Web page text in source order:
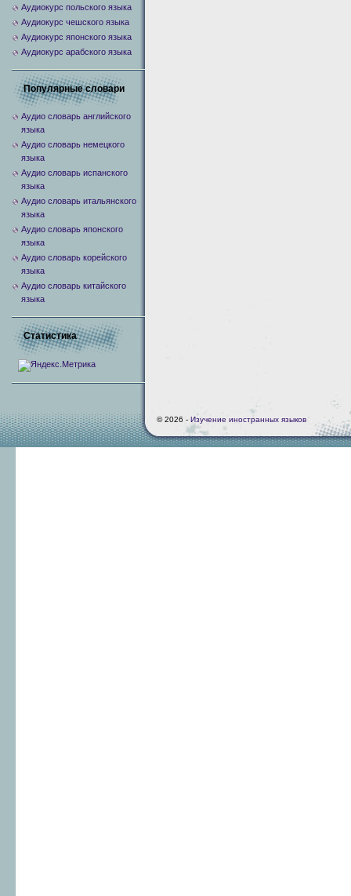
Аудиокурс польского языка
Аудиокурс чешского языка
Аудиокурс японского языка
Аудиокурс арабского языка
Популярные словари
Аудио словарь английского
языка
Аудио словарь немецкого
языка
Аудио словарь испанского
языка
Аудио словарь итальянского
языка
Аудио словарь японского
языка
Аудио словарь корейского
языка
Аудио словарь китайского
языка
Статистика
© 2026 - Изучение иностранных языков